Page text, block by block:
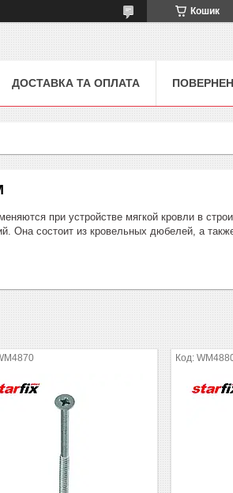
Кошик
ДОСТАВКА ТА ОПЛАТА
при устройстве мягкой кровли в
Она состоит из кровельных дюбелей, а